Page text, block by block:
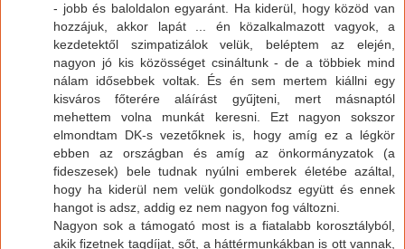
- jobb és baloldalon egyaránt. Ha kiderül, hogy közöd van
hozzájuk, akkor lapát ... én közalkalmazott vagyok, a
kezdetektől szimpatizálok velük, beléptem az elején,
nagyon jó kis közösséget csináltunk - de a többiek mind
nálam idősebbek voltak. És én sem mertem kiállni egy
kisváros főterére aláírást gyűjteni, mert másnaptól
mehettem volna munkát keresni. Ezt nagyon sokszor
elmondtam DK-s vezetőknek is, hogy amíg ez a légkör
ebben az országban és amíg az önkormányzatok (a
fideszesek) bele tudnak nyúlni emberek életébe azáltal,
hogy ha kiderül nem velük gondolkodsz együtt és ennek
hangot is adsz, addig ez nem nagyon fog változni.
Nagyon sok a támogató most is a fiatalabb korosztályból,
akik fizetnek tagdíjat, sőt, a háttérmunkákban is ott vannak,